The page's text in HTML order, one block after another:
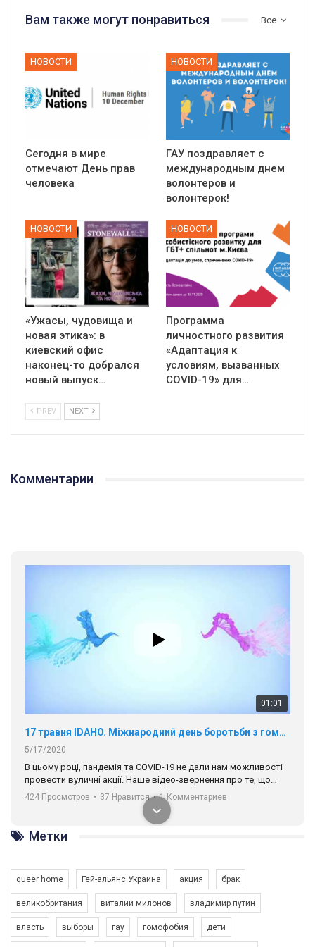
Все
Вам также могут понравиться
НОВОСТИ
Сегодня в мире
отмечают День прав
человека
НОВОСТИ
ГАУ поздравляет с
международным днем
волонтеров и
волонтерок!
НОВОСТИ
«Ужасы, чудовища и
новая этика»: в
киевский офис
наконец-то добрался
новый выпуск…
НОВОСТИ
Программа
личностного развития
«Адаптация к
условиям, вызванных
СOVID-19» для…
PREV NEXT
Комментарии
01:01
17 травня IDAHO. Міжнародний день боротьби з гомофобією трансфобією і біфобія.
5/17/2020
В цьому році, пандемія та COVІD-19 не дали нам можливості
провести вуличні акції. Наше відео-звернення про те, що
навіть коли ми у різних містах та не можемо зустрінеться, ми
разом. Ми закликаємо всіх хто поділяє цінності рівності та
солідарності, приєднатися до нас. Регіональні підрозділи
ГАУ є в 16 областях України.
Разом наш голос лунає гучніше!
424 Просмотров • 37 Нравится • 1 Комментариев
Метки
queer home Гей-альянс Украина акция брак
великобритания виталий милонов владимир путин
власть выборы гау гомофобия дети